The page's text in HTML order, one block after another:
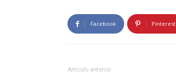
Facebook Pinterest
Artículo anterior